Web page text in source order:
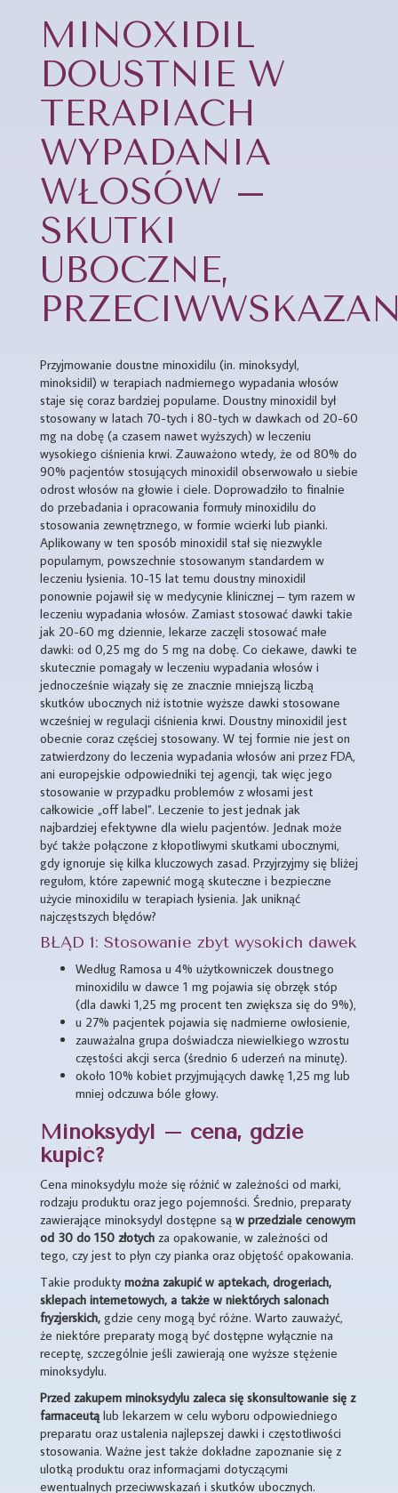
MINOXIDIL
DOUSTNIE W
TERAPIACH
WYPADANIA
WŁOSÓW –
SKUTKI
UBOCZNE,
Przyjmowanie doustne minoxidilu (in. minoksydyl,
minoksidil) w terapiach nadmiernego wypadania włosów
staje się coraz bardziej popularne. Doustny minoxidil był
stosowany w latach 70-tych i 80-tych w dawkach od 20-60
mg na dobę (a czasem nawet wyższych) w leczeniu
wysokiego ciśnienia krwi. Zauważono wtedy, że od 80% do
90% pacjentów stosujących minoxidil obserwowało u siebie
odrost włosów na głowie i ciele. Doprowadziło to finalnie
do przebadania i opracowania formuły minoxidilu do
stosowania zewnętrznego, w formie wcierki lub pianki.
Aplikowany w ten sposób minoxidil stał się niezwykle
popularnym, powszechnie stosowanym standardem w
leczeniu łysienia. 10-15 lat temu doustny minoxidil
ponownie pojawił się w medycynie klinicznej – tym razem w
leczeniu wypadania włosów. Zamiast stosować dawki takie
jak 20-60 mg dziennie, lekarze zaczęli stosować małe
dawki: od 0,25 mg do 5 mg na dobę. Co ciekawe, dawki te
skutecznie pomagały w leczeniu wypadania włosów i
jednocześnie wiązały się ze znacznie mniejszą liczbą
skutków ubocznych niż istotnie wyższe dawki stosowane
wcześniej w regulacji ciśnienia krwi. Doustny minoxidil jest
obecnie coraz częściej stosowany. W tej formie nie jest on
zatwierdzony do leczenia wypadania włosów ani przez FDA,
ani europejskie odpowiedniki tej agencji, tak więc jego
stosowanie w przypadku problemów z włosami jest
całkowicie „off label”. Leczenie to jest jednak jak
najbardziej efektywne dla wielu pacjentów. Jednak może
być także połączone z kłopotliwymi skutkami ubocznymi,
gdy ignoruje się kilka kluczowych zasad. Przyjrzyjmy się bliżej
regułom, które zapewnić mogą skuteczne i bezpieczne
użycie minoxidilu w terapiach łysienia. Jak uniknąć
najczęstszych błędów?
BŁĄD 1: Stosowanie zbyt wysokich dawek
Według Ramosa u 4% użytkowniczek doustnego
minoxidilu w dawce 1 mg pojawia się obrzęk stóp
(dla dawki 1,25 mg procent ten zwiększa się do 9%),
u 27% pacjentek pojawia się nadmierne owłosienie,
zauważalna grupa doświadcza niewielkiego wzrostu
częstości akcji serca (średnio 6 uderzeń na minutę).
około 10% kobiet przyjmujących dawkę 1,25 mg lub
mniej odczuwa bóle głowy.
Minoksydyl – cena, gdzie
kupić?
Cena minoksydylu może się różnić w zależności od marki,
rodzaju produktu oraz jego pojemności. Średnio, preparaty
zawierające minoksydyl dostępne są w przedziale cenowym
od 30 do 150 złotych za opakowanie, w zależności od
tego, czy jest to płyn czy pianka oraz objętość opakowania.
Takie produkty można zakupić w aptekach, drogeriach,
sklepach internetowych, a także w niektórych salonach
fryzjerskich, gdzie ceny mogą być różne. Warto zauważyć,
że niektóre preparaty mogą być dostępne wyłącznie na
receptę, szczególnie jeśli zawierają one wyższe stężenie
minoksydylu.
Przed zakupem minoksydylu zaleca się skonsultowanie się z
farmaceutą lub lekarzem w celu wyboru odpowiedniego
preparatu oraz ustalenia najlepszej dawki i częstotliwości
stosowania. Ważne jest także dokładne zapoznanie się z
ulotką produktu oraz informacjami dotyczącymi
ewentualnych przeciwwskazań i skutków ubocznych.